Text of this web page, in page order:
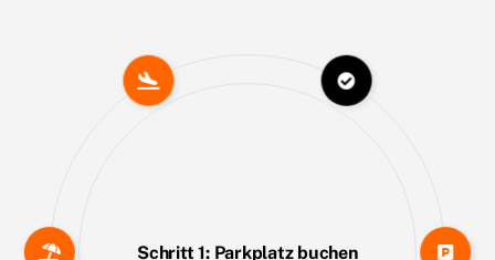
Schritt 1: Parkplatz buchen